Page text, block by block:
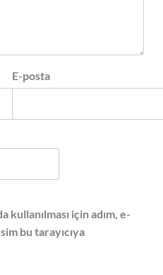
E-posta
kullanılması için adım, e-
bu tarayıcıya